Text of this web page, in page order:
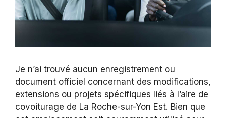
Je n’ai trouvé aucun enregistrement ou
document officiel concernant des modifications,
extensions ou projets spécifiques liés à l’aire de
covoiturage de La Roche-sur-Yon Est. Bien que